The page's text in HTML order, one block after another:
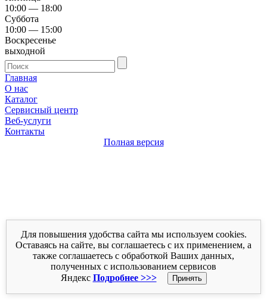
Для повышения удобства сайта мы используем cookies.
Оставаясь на сайте, вы соглашаетесь с их применением, а
также соглашаетесь с обработкой Ваших данных,
полученных с использованием сервисов
Яндекс Подробнее >>> Принять
10:00 — 18:00
Суббота
10:00 — 15:00
Воскресенье
выходной
Главная
О нас
Каталог
Сервисный центр
Веб-услуги
Контакты
Полная версия